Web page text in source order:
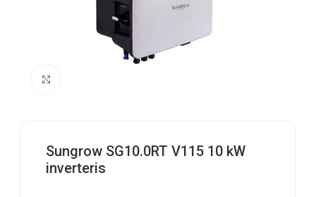
Sungrow SG10.0RT V115 10 kW
inverteris